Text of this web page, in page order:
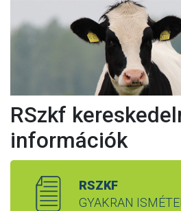
RSzkf
információk
RSZKF
GYAKRAN